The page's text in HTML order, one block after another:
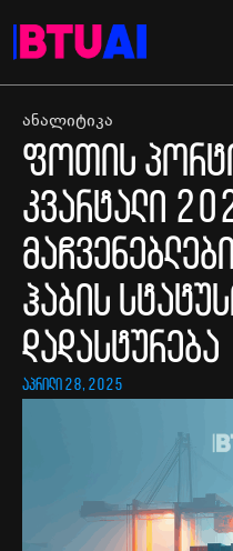
ანალიტიკა
ფოთის
კვარტალი
ჰაბის
დადასტურება
აპრილი 28, 2025